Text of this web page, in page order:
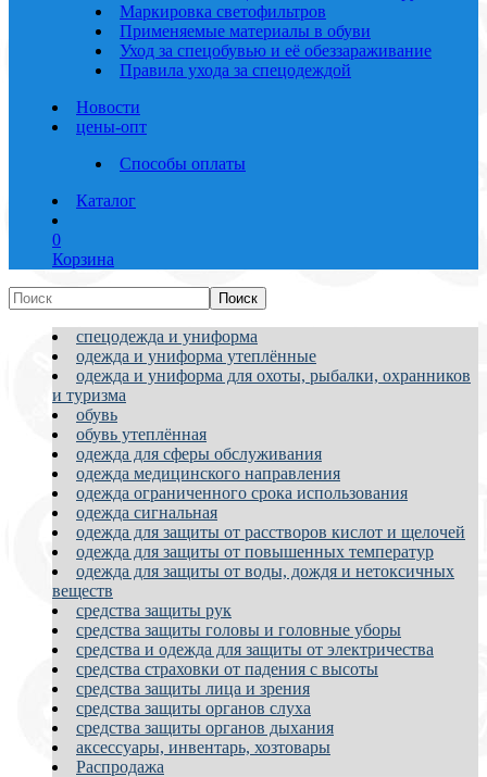
Маркировка светофильтров
Применяемые материалы в обуви
Уход за спецобувью и её обеззараживание
Правила ухода за спецодеждой
Новости
цены-опт
Способы оплаты
Каталог
0
Корзина
спецодежда и униформа
одежда и униформа утеплённые
одежда и униформа для охоты, рыбалки, охранников
и туризма
обувь
обувь утеплённая
одежда для сферы обслуживания
одежда медицинского направления
одежда ограниченного срока использования
одежда сигнальная
одежда для защиты от расстворов кислот и щелочей
одежда для защиты от повышенных температур
одежда для защиты от воды, дождя и нетоксичных
веществ
средства защиты рук
средства защиты головы и головные уборы
средства и одежда для защиты от электричества
средства страховки от падения с высоты
средства защиты лица и зрения
средства защиты органов слуха
средства защиты органов дыхания
аксессуары, инвентарь, хозтовары
Распродажа